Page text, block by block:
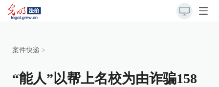
案件快递 >
“能人”以帮上名校为由诈骗158